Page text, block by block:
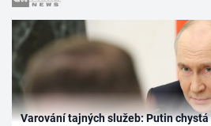
Varování tajných služeb: Putin chystá